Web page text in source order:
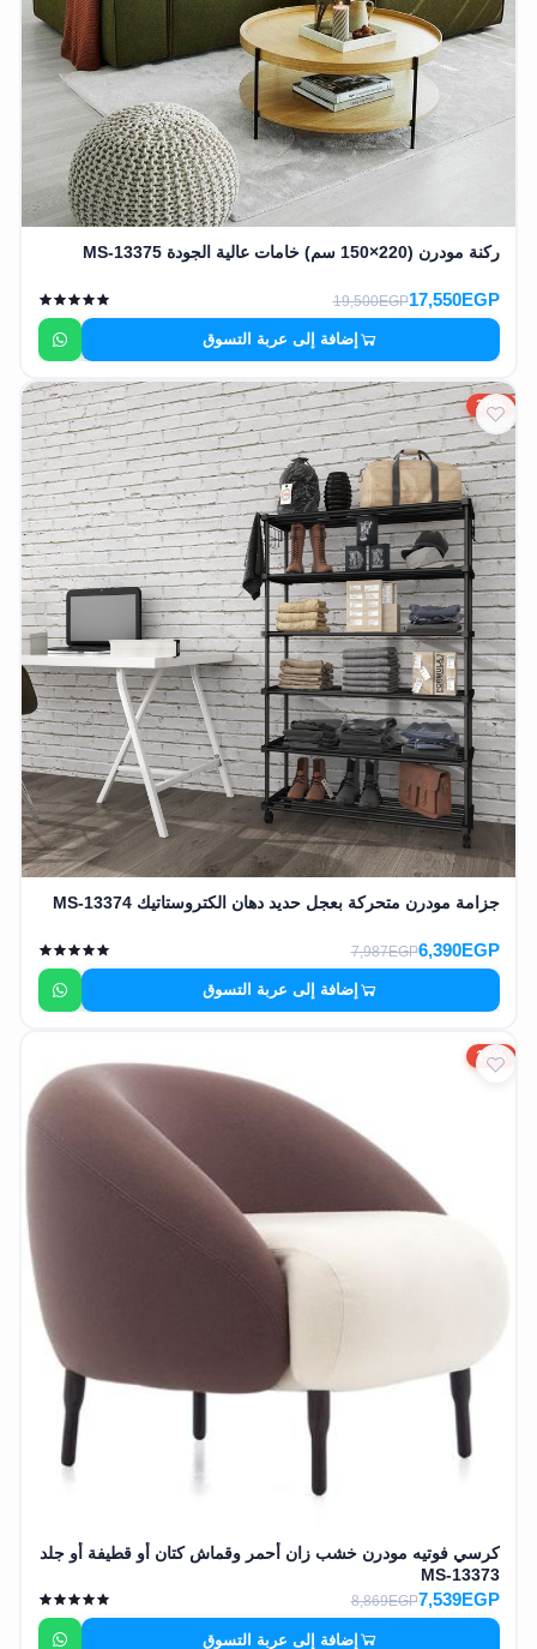
ركنة مودرن (220×150 سم) خامات عالية الجودة MS-13375
17,550EGP
19,500EGP
إضافة إلى عربة التسوق
20%
جزامة مودرن متحركة بعجل حديد دهان الكتروستاتيك MS-13374
6,390EGP
7,987EGP
إضافة إلى عربة التسوق
15%
كرسي فوتيه مودرن خشب زان أحمر وقماش كتان أو قطيفة أو جلد
MS-13373
7,539EGP
8,869EGP
إضافة إلى عربة التسوق